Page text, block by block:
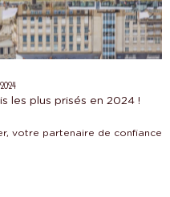
les plus prisés en 2024 !
votre partenaire de confiance